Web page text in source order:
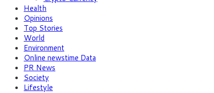
Health
Opinions
Top Stories
World
Environment
Online newstime Data
PR News
Society
Lifestyle